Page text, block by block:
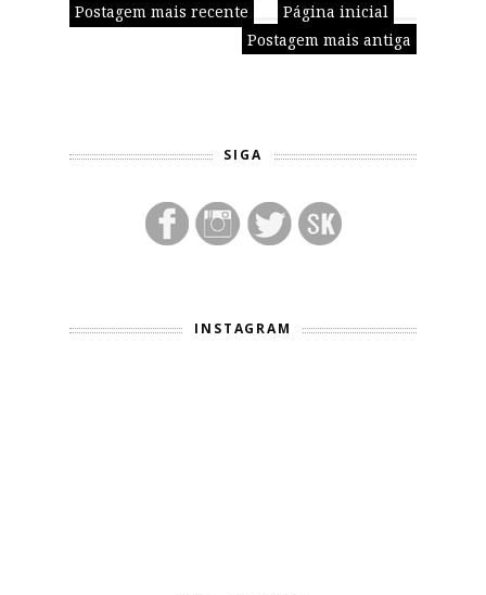
Postagem mais recente
Postagem mais antiga
Página inicial
SIGA
INSTAGRAM